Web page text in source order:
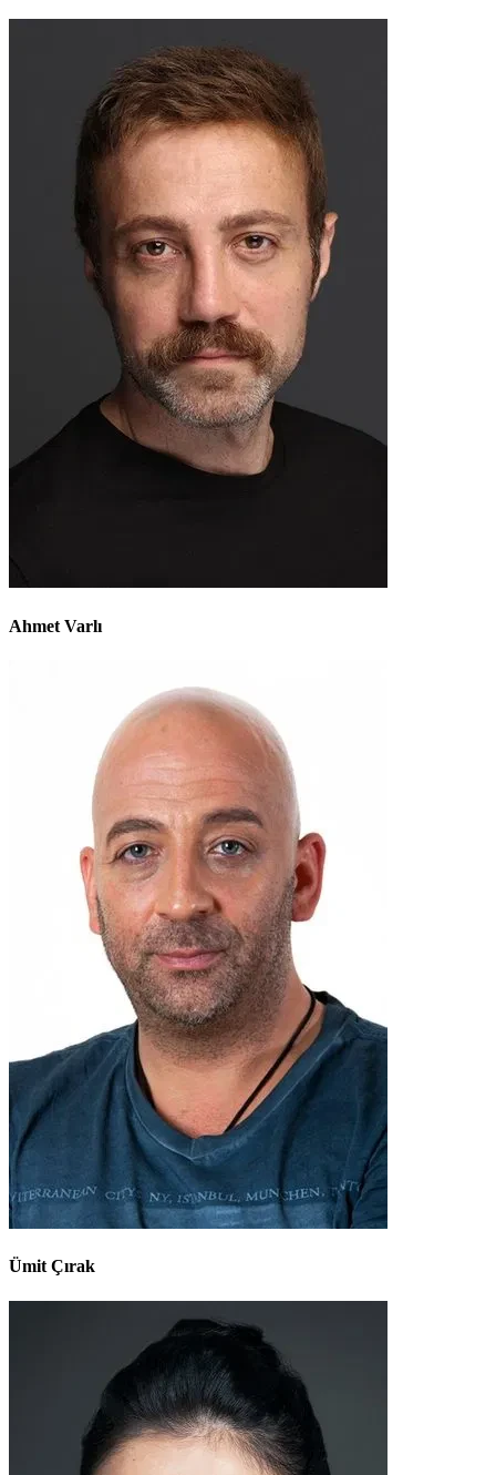
Ahmet Varlı
Ümit Çırak